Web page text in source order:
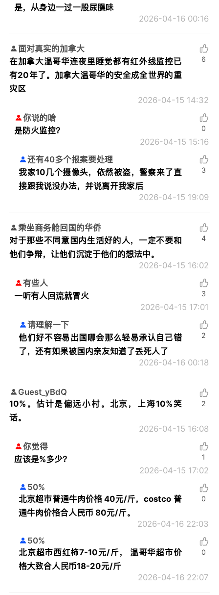
是，从身边一过一股尿臊味
2026-04-16 00:16
面对真实的加拿大
在加拿大温哥华连夜里睡觉都有红外线监控已
有20年了。加拿大温哥华的安全成全世界的重
灾区
2026-04-15 14:32
6
你说的啥
是防火监控？
2026-04-15 15:16
0
还有40多个报案要处理
我家10几个摄像头，依然被盗，警察来了直
接跟我说没办法，并说离开我家后
2026-04-15 19:09
3
乘坐商务舱回国的华侨
对于那些不同意国内生活好的人，一定不要和
他们争辩，让他们沉淀于他们的想法中。
2026-04-15 16:02
4
有些人
一听有人回流就冒火
2026-04-15 17:01
3
请理解一下
他们好不容易出国哪会那么轻易承认自己错
了，还有如果被国内亲友知道了丢死人了
2026-04-16 00:18
2
Guest_yBdQ
10%。估计是偏远小村。北京，上海10%笑
话。
2026-04-15 16:08
2
你觉得
应该是%多少？
2026-04-15 17:02
1
50%
北京超市普通牛肉价格 40元/斤，costco 普
通牛肉价格合人民币 80元/斤。
2026-04-16 22:03
0
50%
北京超市西红柿7-10元/斤， 温哥华超市价
格大致合人民币18-20元/斤
2026-04-16 22:07
0